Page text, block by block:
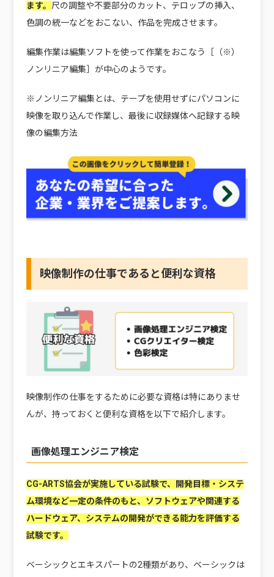
ます。 尺の調整や不要部分のカット、テロップの挿入、
色調の統一などをおこない、作品を完成させます。
編集作業は編集ソフトを使って作業をおこなう［（※）
ノンリニア編集］が中心のようです。
※ノンリニア編集とは、テープを使用せずにパソコンに
映像を取り込んで作業し、最後に収録媒体へ記録する映
像の編集方法
映像制作の仕事であると便利な資格
映像制作の仕事をするために必要な資格は特にありませ
んが、持っておくと便利な資格を以下で紹介します。
画像処理エンジニア検定
CG-ARTS協会が実施している試験で、開発目標・システ
ム環境など一定の条件のもと、ソフトウェアや関連する
ハードウェア、システムの開発ができる能力を評価する
試験です。
ベーシックとエキスパートの2種類があり、ベーシックは